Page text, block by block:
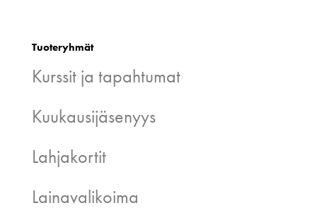
Tuoteryhmät
Kurssit ja tapahtumat
Kuukausijäsenyys
Lahjakortit
Lainavalikoima